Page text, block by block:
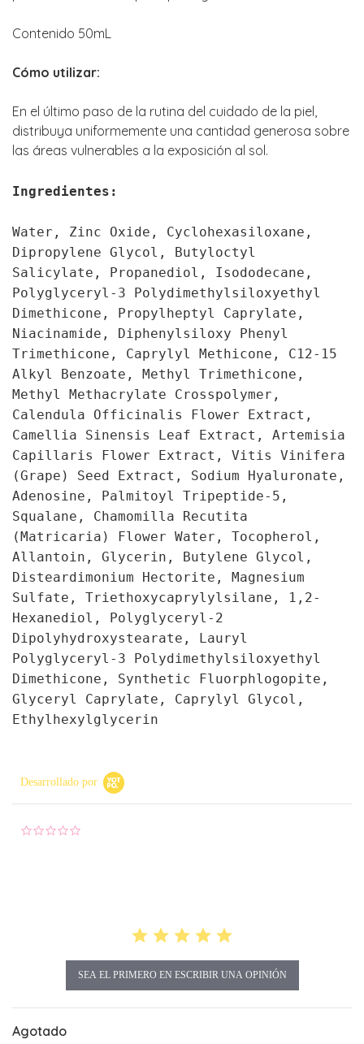
Contenido 50mL
Cómo utilizar:
En el último paso de la rutina del cuidado de la piel,
distribuya uniformemente una cantidad generosa sobre
las áreas vulnerables a la exposición al sol.
Ingredientes:
Water, Zinc Oxide, Cyclohexasiloxane,
Dipropylene Glycol, Butyloctyl
Salicylate, Propanediol, Isododecane,
Polyglyceryl-3 Polydimethylsiloxyethyl
Dimethicone, Propylheptyl Caprylate,
Niacinamide, Diphenylsiloxy Phenyl
Trimethicone, Caprylyl Methicone, C12-15
Alkyl Benzoate, Methyl Trimethicone,
Methyl Methacrylate Crosspolymer,
Calendula Officinalis Flower Extract,
Camellia Sinensis Leaf Extract, Artemisia
Capillaris Flower Extract, Vitis Vinifera
(Grape) Seed Extract, Sodium Hyaluronate,
Adenosine, Palmitoyl Tripeptide-5,
Squalane, Chamomilla Recutita
(Matricaria) Flower Water, Tocopherol,
Allantoin, Glycerin, Butylene Glycol,
Disteardimonium Hectorite, Magnesium
Sulfate, Triethoxycaprylylsilane, 1,2-
Hexanediol, Polyglyceryl-2
Dipolyhydroxystearate, Lauryl
Polyglyceryl-3 Polydimethylsiloxyethyl
Dimethicone, Synthetic Fluorphlogopite,
Glyceryl Caprylate, Caprylyl Glycol,
Ethylhexylglycerin
Desarrollado por
SEA EL PRIMERO EN ESCRIBIR UNA OPINIÓN
Agotado